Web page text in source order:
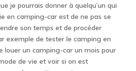
je pourrais donner à quelqu’un qui
en camping-car est de ne pas se
son temps et de procéder
exemple de tester le camping en
louer un camping-car un mois pour
de vie et voir si on est